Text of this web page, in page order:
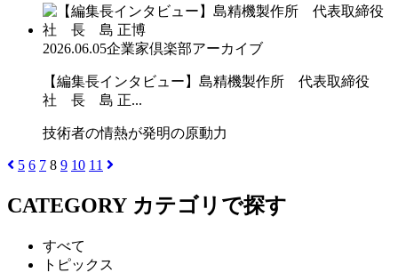
2026.06.05企業家倶楽部アーカイブ
【編集長インタビュー】島精機製作所 代表取締役
社 長 島 正...
技術者の情熱が発明の原動力
5 6 7 8 9 10 11
CATEGORY カテゴリで探す
すべて
トピックス